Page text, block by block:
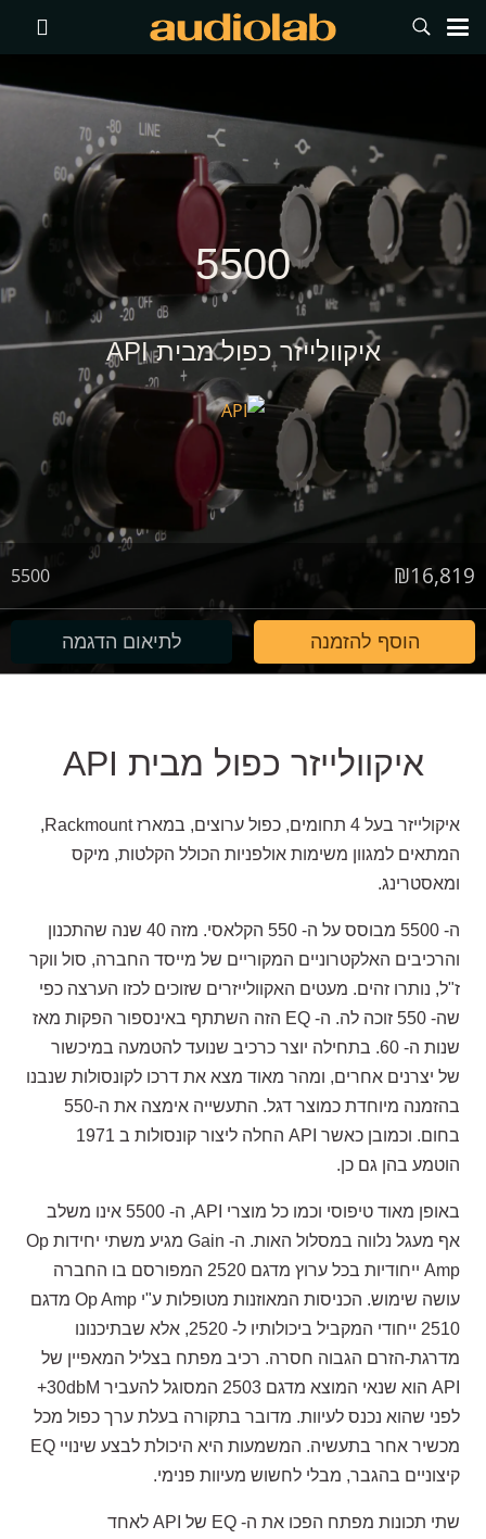
5500
איקוולייזר כפול מבית API
₪16,819
5500
הוסף להזמנה לתיאום הדגמה
איקוולייזר כפול מבית API
איקולייזר בעל 4 תחומים, כפול ערוצים, במארז Rackmount,
המתאים למגוון משימות אולפניות הכולל הקלטות, מיקס
ומאסטרינג.
ה- 5500 מבוסס על ה- 550 הקלאסי. מזה 40 שנה שהתכנון
והרכיבים האלקטרוניים המקוריים של מייסד החברה, סול ווקר
ז"ל, נותרו זהים. מעטים האקוולייזרים שזוכים לכזו הערצה כפי
שה- 550 זוכה לה. ה- EQ הזה השתתף באינספור הפקות מאז
שנות ה- 60. בתחילה יוצר כרכיב שנועד להטמעה במיכשור
של יצרנים אחרים, ומהר מאוד מצא את דרכו לקונסולות שנבנו
בהזמנה מיוחדת כמוצר דגל. התעשייה אימצה את ה-550
בחום. וכמובן כאשר API החלה ליצור קונסולות ב 1971
הוטמע בהן גם כן.
באופן מאוד טיפוסי וכמו כל מוצרי API, ה- 5500 אינו משלב
אף מעגל נלווה במסלול האות. ה- Gain מגיע משתי יחידות Op
Amp ייחודיות בכל ערוץ מדגם 2520 המפורסם בו החברה
עושה שימוש. הכניסות המאוזנות מטופלות ע"י Op Amp מדגם
2510 ייחודי המקביל ביכולותיו ל- 2520, אלא שבתיכנונו
מדרגת-הזרם הגבוה חסרה. רכיב מפתח בצליל המאפיין של
API הוא שנאי המוצא מדגם 2503 המסוגל להעביר 30dbM+
לפני שהוא נכנס לעיוות. מדובר בתקורה בעלת ערך כפול מכל
מכשיר אחר בתעשיה. המשמעות היא היכולת לבצע שינויי EQ
קיצוניים בהגבר, מבלי לחשוש מעיוות פנימי.
שתי תכונות מפתח הפכו את ה- EQ של API לאחד